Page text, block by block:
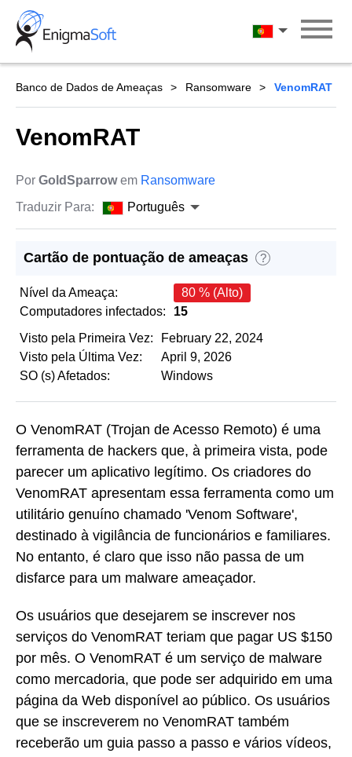
Skip
content
Português
Banco de Dados de Ameaças Ransomware VenomRAT
VenomRAT
Por GoldSparrowem Ransomware
Traduzir Para:
Português
Cartão de pontuação de ameaças ?
Nível da Ameaça:
80 % (Alto)
Computadores infectados:
15
Visto pela Primeira Vez:
February 22, 2024
Visto pela Última Vez:
April 9, 2026
SO (s) Afetados:
Windows
O VenomRAT (Trojan de Acesso Remoto) é uma
ferramenta de hackers que, à primeira vista, pode
parecer um aplicativo legítimo. Os criadores do
VenomRAT apresentam essa ferramenta como um
utilitário genuíno chamado 'Venom Software',
destinado à vigilância de funcionários e familiares.
No entanto, é claro que isso não passa de um
disfarce para um malware ameaçador.
Os usuários que desejarem se inscrever nos
serviços do VenomRAT teriam que pagar US $150
por mês. O VenomRAT é um serviço de malware
como mercadoria, que pode ser adquirido em uma
página da Web disponível ao público. Os usuários
que se inscreverem no VenomRAT também
receberão um guia passo a passo e vários vídeos,